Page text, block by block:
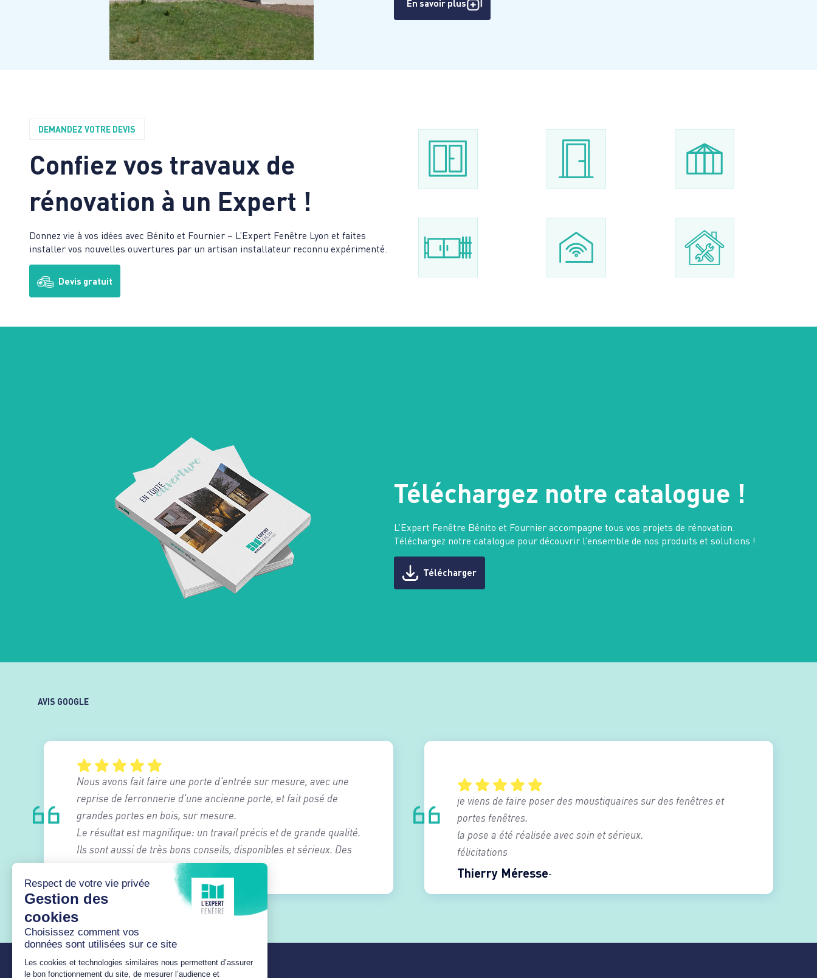
En savoir plus
DEMANDEZ VOTRE DEVIS
Confiez vos travaux de
rénovation à un Expert !
Donnez vie à vos idées avec Bénito et Fournier – L’Expert Fenêtre Lyon et faites
installer vos nouvelles ouvertures par un artisan installateur reconnu expérimenté.
Devis gratuit
Téléchargez notre catalogue !
L’Expert Fenêtre Bénito et Fournier accompagne tous vos projets de rénovation.
Téléchargez notre catalogue pour découvrir l’ensemble de nos produits et solutions !
Télécharger
AVIS GOOGLE
Nous avons fait faire une porte d'entrée sur mesure, avec une
reprise de ferronnerie d'une ancienne porte, et fait posé de
grandes portes en bois, sur mesure.
Le résultat est magnifique: un travail précis et de grande qualité.
Ils sont aussi de très bons conseils, disponibles et sérieux. Des
vrais pros . Je recommande sans hésitation.
Thierry Méresse
je viens de faire poser des moustiquaires sur des fenêtres et
portes fenêtres.
la pose a été réalisée avec soin et sérieux.
félicitations